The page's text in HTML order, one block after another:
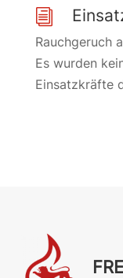
i
Rauchgeruch
Es wurden
Einsatzkräfte